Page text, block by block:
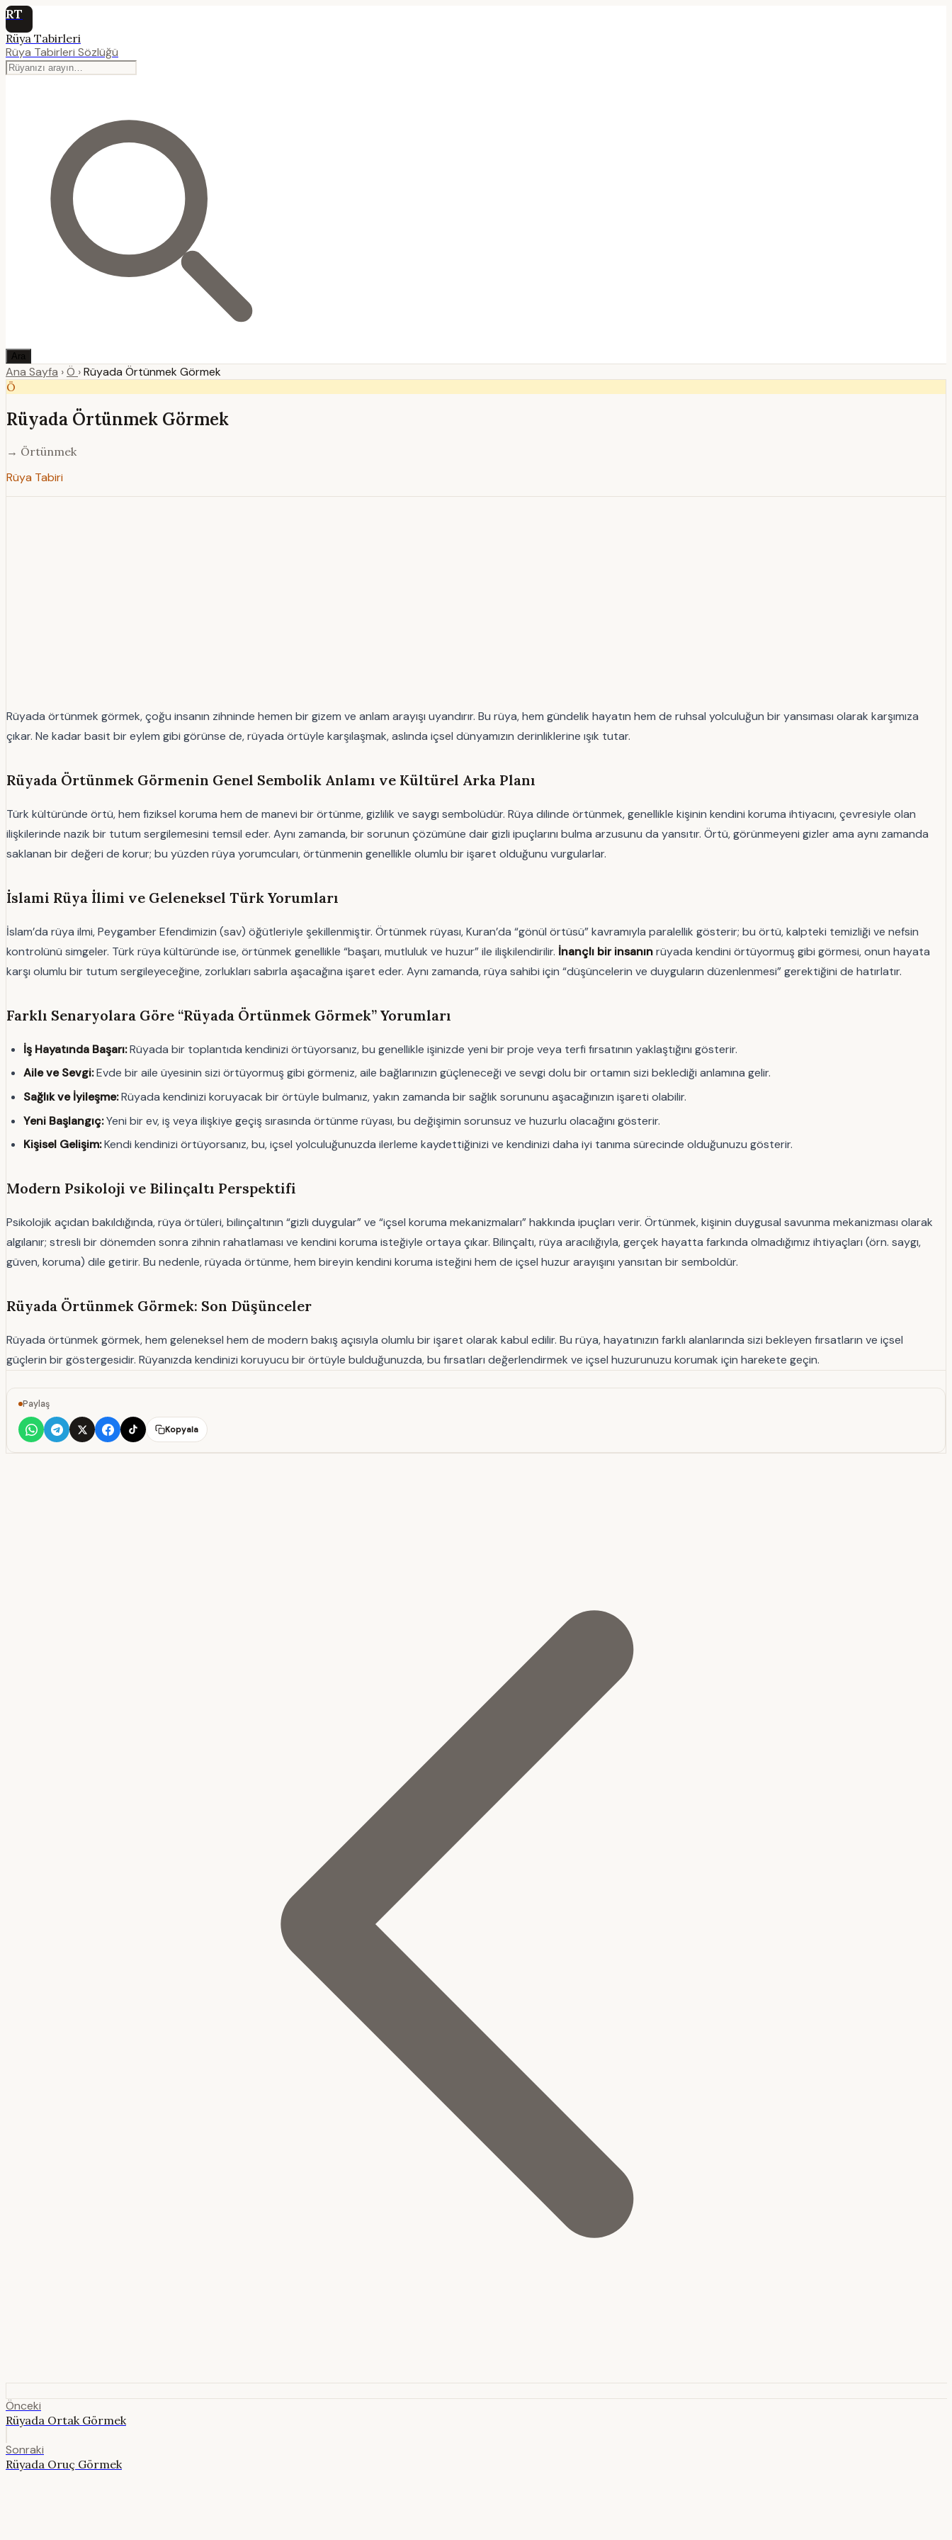
RT
Rüya Tabirleri
Rüya Tabirleri Sözlüğü
Ara
Ana Sayfa ›Ö ›Rüyada Örtünmek Görmek
Ö
Rüyada Örtünmek Görmek
→ Örtünmek
Rüya Tabiri
Rüyada örtünmek görmek, çoğu insanın zihninde hemen bir gizem ve anlam arayışı uyandırır. Bu rüya, hem gündelik hayatın hem de ruhsal yolculuğun bir yansıması olarak karşımıza
çıkar. Ne kadar basit bir eylem gibi görünse de, rüyada örtüyle karşılaşmak, aslında içsel dünyamızın derinliklerine ışık tutar.
Rüyada Örtünmek Görmenin Genel Sembolik Anlamı ve Kültürel Arka Planı
Türk kültüründe örtü, hem fiziksel koruma hem de manevi bir örtünme, gizlilik ve saygı sembolüdür. Rüya dilinde örtünmek, genellikle kişinin kendini koruma ihtiyacını, çevresiyle olan
ilişkilerinde nazik bir tutum sergilemesini temsil eder. Aynı zamanda, bir sorunun çözümüne dair gizli ipuçlarını bulma arzusunu da yansıtır. Örtü, görünmeyeni gizler ama aynı zamanda
saklanan bir değeri de korur; bu yüzden rüya yorumcuları, örtünmenin genellikle olumlu bir işaret olduğunu vurgularlar.
İslami Rüya İlimi ve Geleneksel Türk Yorumları
İslam’da rüya ilmi, Peygamber Efendimizin (sav) öğütleriyle şekillenmiştir. Örtünmek rüyası, Kuran’da “gönül örtüsü” kavramıyla paralellik gösterir; bu örtü, kalpteki temizliği ve nefsin
kontrolünü simgeler. Türk rüya kültüründe ise, örtünmek genellikle “başarı, mutluluk ve huzur” ile ilişkilendirilir. İnançlı bir insanınrüyada kendini örtüyormuş gibi görmesi, onun hayata
karşı olumlu bir tutum sergileyeceğine, zorlukları sabırla aşacağına işaret eder. Aynı zamanda, rüya sahibi için “düşüncelerin ve duyguların düzenlenmesi” gerektiğini de hatırlatır.
Farklı Senaryolara Göre “Rüyada Örtünmek Görmek” Yorumları
İş Hayatında Başarı:Rüyada bir toplantıda kendinizi örtüyorsanız, bu genellikle işinizde yeni bir proje veya terfi fırsatının yaklaştığını gösterir.
Aile ve Sevgi:Evde bir aile üyesinin sizi örtüyormuş gibi görmeniz, aile bağlarınızın güçleneceği ve sevgi dolu bir ortamın sizi beklediği anlamına gelir.
Sağlık ve İyileşme:Rüyada kendinizi koruyacak bir örtüyle bulmanız, yakın zamanda bir sağlık sorununu aşacağınızın işareti olabilir.
Yeni Başlangıç:Yeni bir ev, iş veya ilişkiye geçiş sırasında örtünme rüyası, bu değişimin sorunsuz ve huzurlu olacağını gösterir.
Kişisel Gelişim:Kendi kendinizi örtüyorsanız, bu, içsel yolculuğunuzda ilerleme kaydettiğinizi ve kendinizi daha iyi tanıma sürecinde olduğunuzu gösterir.
Modern Psikoloji ve Bilinçaltı Perspektifi
Psikolojik açıdan bakıldığında, rüya örtüleri, bilinçaltının “gizli duygular” ve “içsel koruma mekanizmaları” hakkında ipuçları verir. Örtünmek, kişinin duygusal savunma mekanizması olarak
algılanır; stresli bir dönemden sonra zihnin rahatlaması ve kendini koruma isteğiyle ortaya çıkar. Bilinçaltı, rüya aracılığıyla, gerçek hayatta farkında olmadığımız ihtiyaçları (örn. saygı,
güven, koruma) dile getirir. Bu nedenle, rüyada örtünme, hem bireyin kendini koruma isteğini hem de içsel huzur arayışını yansıtan bir semboldür.
Rüyada Örtünmek Görmek: Son Düşünceler
Rüyada örtünmek görmek, hem geleneksel hem de modern bakış açısıyla olumlu bir işaret olarak kabul edilir. Bu rüya, hayatınızın farklı alanlarında sizi bekleyen fırsatların ve içsel
güçlerin bir göstergesidir. Rüyanızda kendinizi koruyucu bir örtüyle bulduğunuzda, bu fırsatları değerlendirmek ve içsel huzurunuzu korumak için harekete geçin.
Paylaş
Kopyala
Önceki
Rüyada Ortak Görmek
Sonraki
Rüyada Oruç Görmek